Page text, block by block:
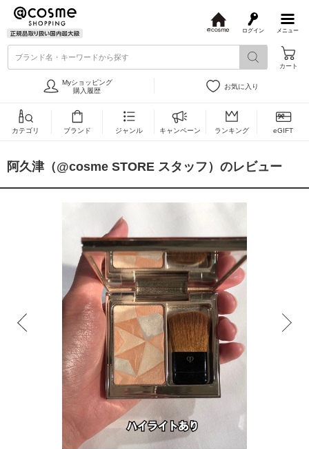
メニュー
ログイン
s
ブランド名・キーワードから探す
カート
Myショッピング
購入履歴
お気に入り
カテゴリ ブランド ジャンル キャンペーン ランキング eGIFT
阿久津（@cosme STORE スタッフ）のレビュー